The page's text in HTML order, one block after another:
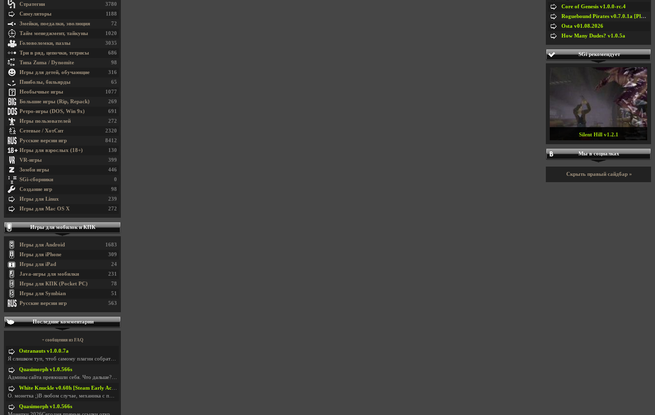
3780
Стратегии
1188
Симуляторы
72
Змейки, поедалки, эволюция
1020
Тайм менеджмент, тайкуны
3035
Головоломки, пазлы
686
Три в ряд, цепочки, тетрисы
98
Типа Zuma / Dynomite
316
Игры для детей, обучающие
65
Пинболы, бильярды
1077
Необычные игры
269
Большие игры (Rip, Repack)
691
Ретро-игры (DOS, Win 9x)
272
Игры пользователей
2320
Сетевые / ХотСит
8412
Русские версии игр
130
Игры для взрослых (18+)
399
VR-игры
446
Зомби игры
0
SGi-сборники
98
Создание игр
239
Игры для Linux
272
Игры для Mac OS X
Игры для мобилок и КПК
1683
Игры для Android
309
Игры для iPhone
24
Игры для iPad
231
Java-игры для мобилки
78
Игры для КПК (Pocket PC)
51
Игры для Symbian
563
Русские версии игр
Последние комментарии
+ сообщения из FAQ
Ostranauts v1.0.0.7a
Я слишком туп, чтоб самому плагин собрать. И что-т
Quasimorph v1.0.566s
Админы сайта превзошли себя. Что дальше? Засунь се
White Knuckle v0.60h [Steam Early Access]
О. монетка ;)В любом случае, механика с поиском мо
Quasimorph v1.0.566s
Core of Genesis v1.0.0-rc.4
Roguebound Pirates v0.7.0.1a [Playtest]
Osta v01.08.2026
How Many Dudes? v1.0.5a
SGi рекомендует
Silent Hill v1.2.1
Мы в социалках
Скрыть правый сайдбар »